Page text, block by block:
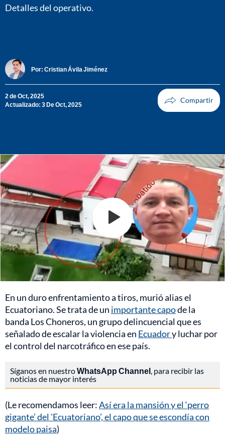
Detalles del operativo.
Por: Cristian Ávila Jiménez
2 de Oct, 2025
Actualizado: 3 De Oct, 2025
En un duro enfrentamiento a tiros, murió alias el
Ecuatoriano. Se trata de un importante capode la
banda Los Choneros, un grupo delincuencial que es
señalado de escalar la violencia en Ecuadory luchar por
el control del narcotráfico en ese país.
Síganos en nuestroWhatsApp Channel, para recibir las
noticias de mayor interés
(Le recomendamos leer:Así era la mansión y el ‘perro
gigante’ del 'Ecuatoriano’, el capo que se escondía con
modelo paisa)